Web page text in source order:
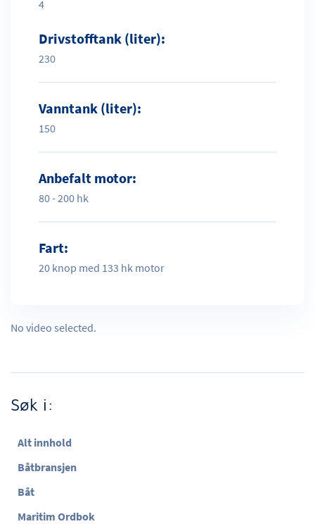
4
Drivstofftank (liter):
230
Vanntank (liter):
150
Anbefalt motor:
80 - 200 hk
Fart:
20 knop med 133 hk motor
No video selected.
Søk i:
Alt innhold
Båtbransjen
Båt
Maritim Ordbok